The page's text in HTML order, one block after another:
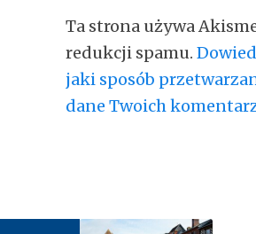
Ta strona używa
redukcji spamu.
jaki sposób
dane Twoich